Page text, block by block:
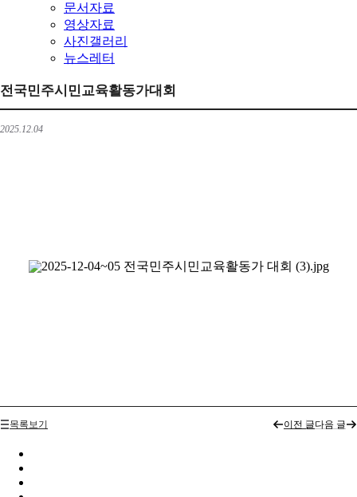
문서자료
영상자료
사진갤러리
뉴스레터
전국민주시민교육활동가대회
2025.12.04
목록보기 이전 글다음 글